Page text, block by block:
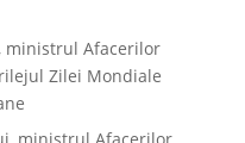
ministrul Afacerilor
Zilei Mondiale